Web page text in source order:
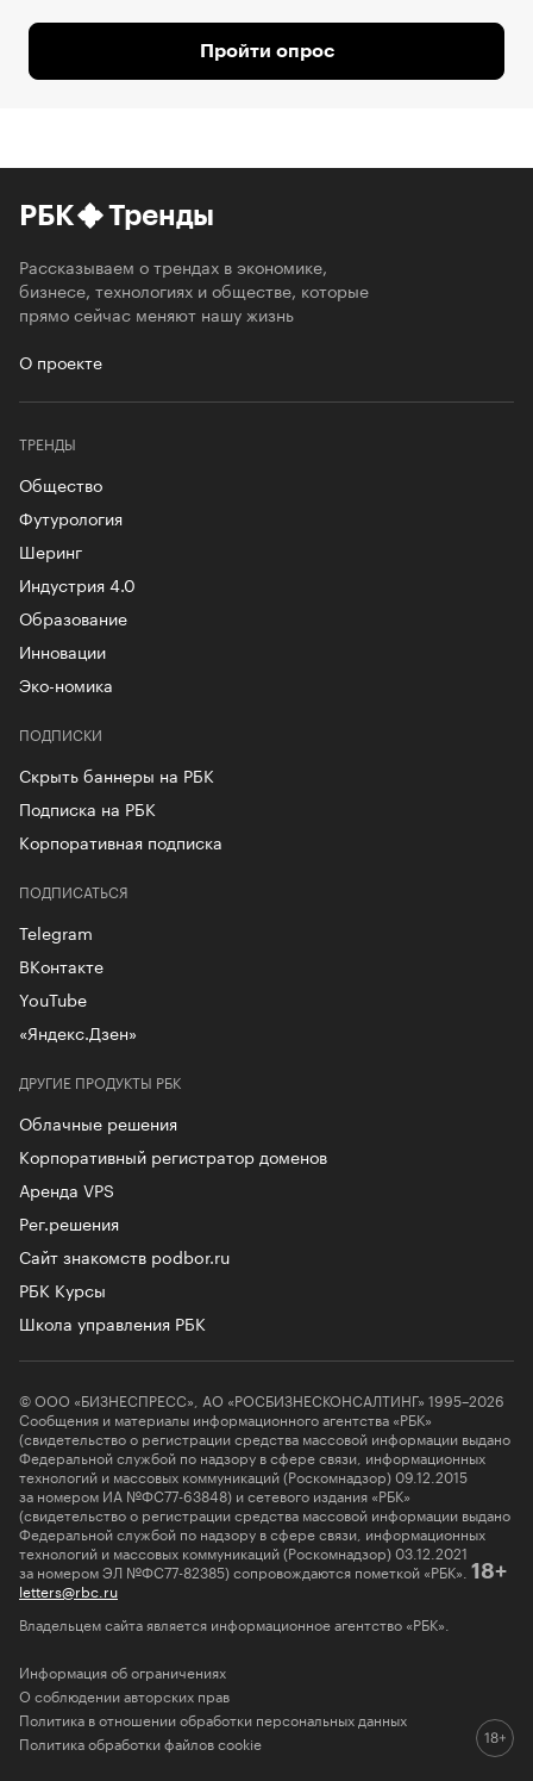
Пройти опрос
РБК Тренды
Рассказываем о трендах в экономике,
бизнесе, технологиях и обществе, которые
прямо сейчас меняют нашу жизнь
О проекте
ТРЕНДЫ
Общество
Футурология
Шеринг
Индустрия 4.0
Образование
Инновации
Эко-номика
ПОДПИСКИ
Скрыть баннеры на РБК
Подписка на РБК
Корпоративная подписка
ДРУГИЕ ПРОДУКТЫ РБК
Облачные решения
Корпоративный регистратор доменов
Аренда VPS
Рег.решения
Сайт знакомств podbor.ru
РБК Курсы
Школа управления РБК
ПОДПИСАТЬСЯ
Telegram
ВКонтакте
YouTube
«Яндекс.Дзен»
© ООО «БИЗНЕСПРЕСС», АО «РОСБИЗНЕСКОНСАЛТИНГ» 1995–2026
Сообщения и материалы информационного агентства «РБК»
(свидетельство о регистрации средства массовой информации выдано
Федеральной службой по надзору в сфере связи, информационных
технологий и массовых коммуникаций (Роскомнадзор) 09.12.2015
за номером ИА №ФС77-63848) и сетевого издания «РБК»
(свидетельство о регистрации средства массовой информации выдано
Федеральной службой по надзору в сфере связи, информационных
технологий и массовых коммуникаций (Роскомнадзор) 03.12.2021
за номером ЭЛ №ФС77-82385) сопровождаются пометкой «РБК». 18+
letters@rbc.ru
Владельцем сайта является информационное агентство «РБК».
Информация об ограничениях
О соблюдении авторских прав
Политика в отношении обработки персональных данных
Политика обработки файлов cookie